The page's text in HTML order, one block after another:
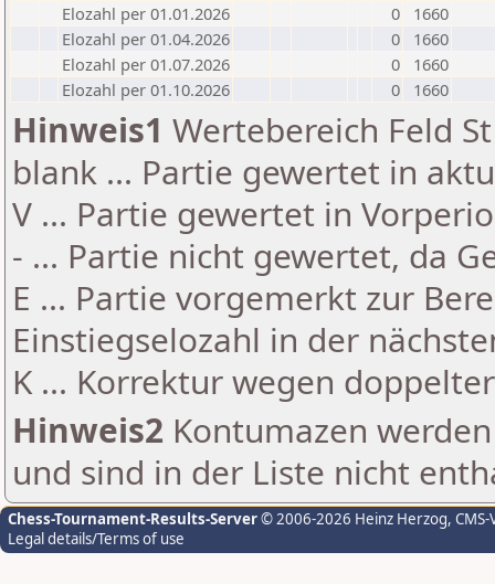
Elozahl per 01.01.2026
0
1660
Elozahl per 01.04.2026
0
1660
Elozahl per 01.07.2026
0
1660
Elozahl per 01.10.2026
0 1660
Hinweis1 Wertebereich Feld
blank ... Partie gewertet in
V ... Partie gewertet in
- ... Partie nicht gewertet, da
E ... Partie vorgemerkt zur
Einstiegselozahl in der
K ... Korrektur wegen
Hinweis2 Kontumazen
und sind in der Liste nicht
Chess-Tournament-Results-Server© 2006-2026 Heinz Herzog,
Legal details/Terms of use